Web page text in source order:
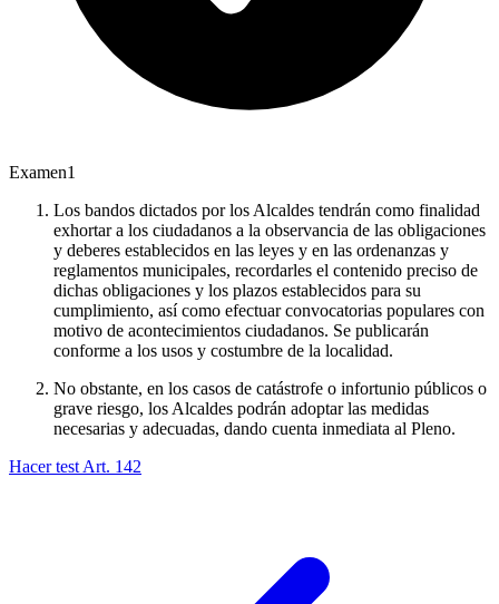
Examen1
Los bandos dictados por los Alcaldes tendrán como finalidad
exhortar a los ciudadanos a la observancia de las obligaciones
y deberes establecidos en las leyes y en las ordenanzas y
reglamentos municipales, recordarles el contenido preciso de
dichas obligaciones y los plazos establecidos para su
cumplimiento, así como efectuar convocatorias populares con
motivo de acontecimientos ciudadanos. Se publicarán
conforme a los usos y costumbre de la localidad.
No obstante, en los casos de catástrofe o infortunio públicos o
grave riesgo, los Alcaldes podrán adoptar las medidas
necesarias y adecuadas, dando cuenta inmediata al Pleno.
Hacer test Art. 142